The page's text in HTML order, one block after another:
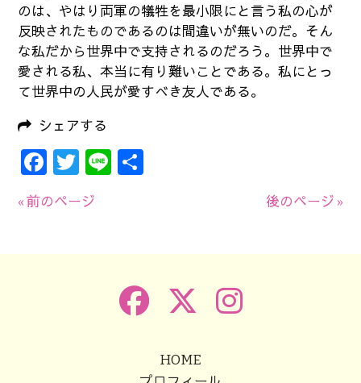
のは、やはり両軍の犠牲を最小限にと言う私の心が
反映されたものであるのは間違いが無いのだ。そん
な私だから世界中で支持されるのだろう。世界中で
愛される私、本当に有り難いことである。私にとっ
て世界中の人民が愛すべき友人である。
シェアする
Facebook
Twitter
Line
« 前のページ 後のページ »
HOME